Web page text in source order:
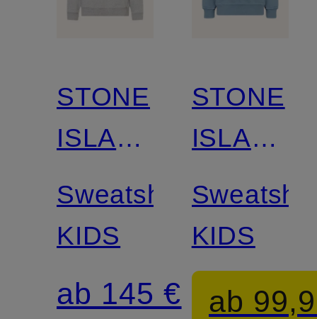
STONE
ISLAND
JUNIOR
Sweatshirt
KIDS
ab 145 €
STONE
ISLAND
JUNIOR
KIDS
ab